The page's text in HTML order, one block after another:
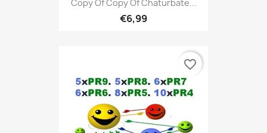
Copy Of Copy Of Chaturbate...
€6,99
favorite_border